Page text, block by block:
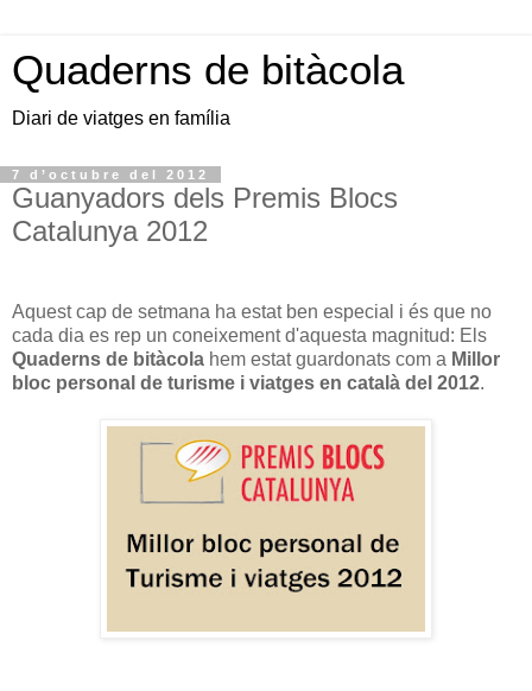
Quaderns de bitàcola
Diari de viatges en família
7 d’octubre del 2012
Guanyadors dels Premis Blocs
Catalunya 2012
Aquest cap de setmana ha estat ben especial i és que no
cada dia es rep un coneixement d'aquesta magnitud: Els
Quaderns de bitàcola hem estat guardonats com a Millor
bloc personal de turisme i viatges en català del 2012.